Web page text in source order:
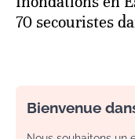
70 secouristes
Bienvenue